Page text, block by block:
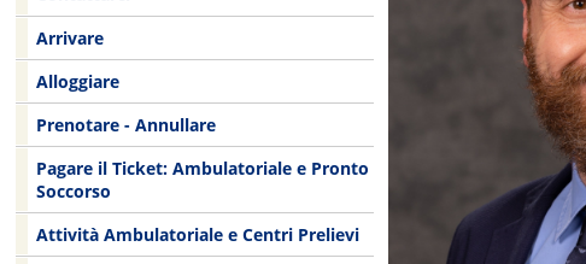
Arrivare
Alloggiare
Prenotare - Annullare
Pagare il Ticket: Ambulatoriale e Pronto
Soccorso
Attività Ambulatoriale e Centri Prelievi